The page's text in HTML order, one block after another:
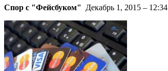
Спор с "Фейсбуком" Декабрь 1, 2015 – 12:34